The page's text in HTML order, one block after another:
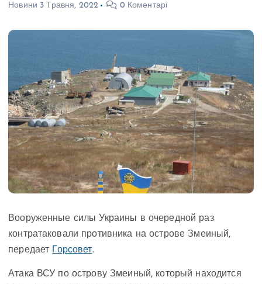
Новини 3 Травня, 2022 0 Коментарі
Вооруженные силы Украины в очередной раз
контратаковали противника на острове Змеиный,
передает
Горсовет.
Атака ВСУ по острову Змеиный, который находится